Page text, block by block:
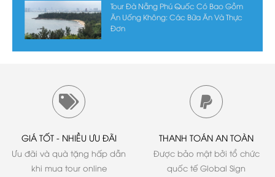
Tour Đà Nẵng Phú Quốc Có Bao Gồm
Ăn Uống Không: Các Bữa Ăn Và Thực
Đơn
GIÁ TỐT - NHIỀU ƯU ĐÃI
Ưu đãi và quà tặng hấp dẫn
khi mua tour online
THANH TOÁN AN TOÀN
Được bảo mật bởi tổ chức
quốc tế Global Sign